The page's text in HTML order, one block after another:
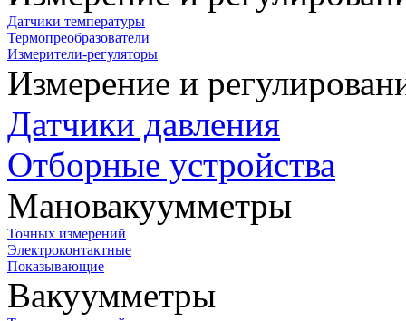
Датчики температуры
Термопреобразователи
Измерители-регуляторы
Измерение и
Датчики давления
Отборные устройства
Мановакуумметры
Точных измерений
Электроконтактные
Показывающие
Вакуумметры